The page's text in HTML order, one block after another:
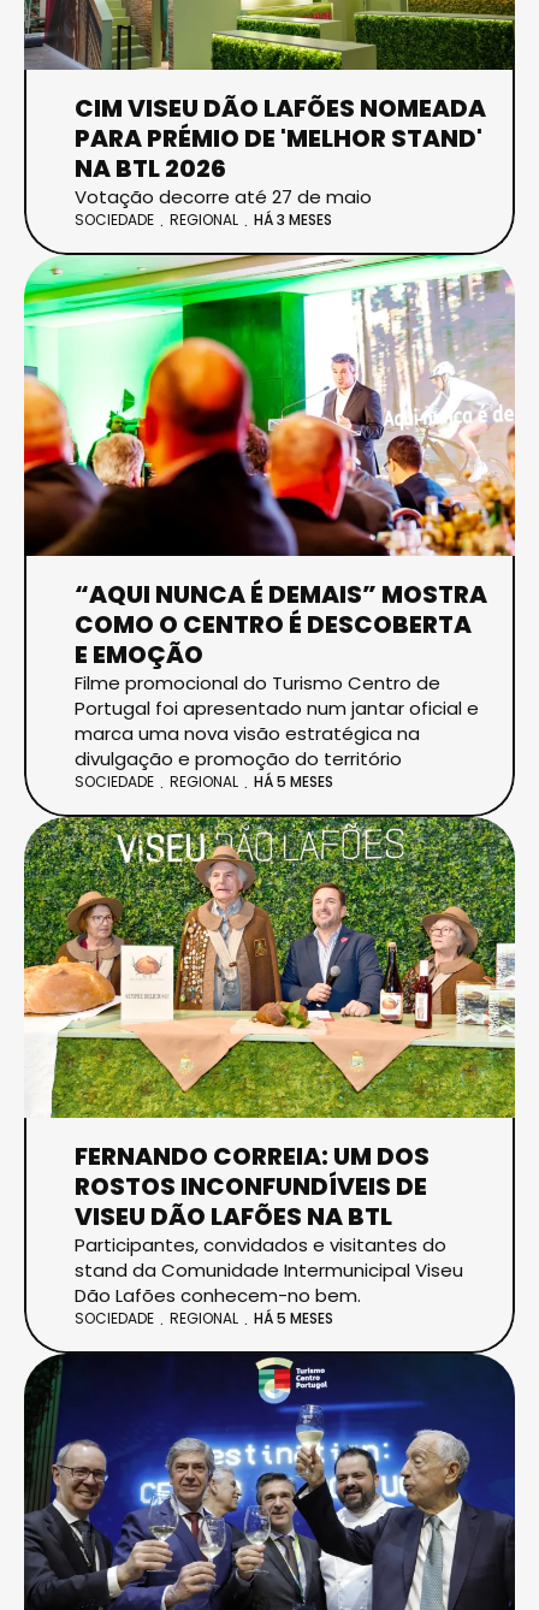
CIM VISEU DÃO LAFÕES NOMEADA
PARA PRÉMIO DE 'MELHOR STAND'
NA BTL 2026
Votação decorre até 27 de maio
SOCIEDADE REGIONAL HÁ 3 MESES
“AQUI NUNCA É DEMAIS” MOSTRA
COMO O CENTRO É DESCOBERTA
E EMOÇÃO
Filme promocional do Turismo Centro de
Portugal foi apresentado num jantar oficial e
marca uma nova visão estratégica na
divulgação e promoção do território
SOCIEDADE REGIONAL HÁ 5 MESES
FERNANDO CORREIA: UM DOS
ROSTOS INCONFUNDÍVEIS DE
VISEU DÃO LAFÕES NA BTL
Participantes, convidados e visitantes do
stand da Comunidade Intermunicipal Viseu
Dão Lafões conhecem-no bem.
SOCIEDADE REGIONAL HÁ 5 MESES